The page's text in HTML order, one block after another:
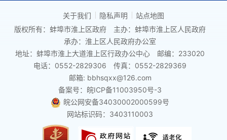
关于我们 隐私声明
站点地图
版权所有：蚌埠市淮上区政府
主办：蚌埠市淮上区人民政府
承办：淮上区人民政府办公室
地址：蚌埠市淮上大道淮上区行政办公中心
邮编：233020
电话：0552-2829306
传真：0552-2829369
邮箱: bbhsqxx@126.com
备案号：皖ICP备11003950号-3
皖公网安备34030002000599号
网站标识码：3403110003